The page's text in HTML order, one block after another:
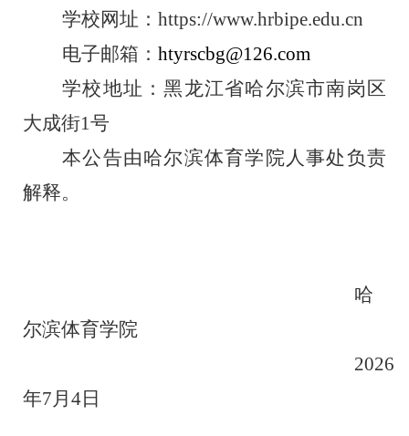
学校网址： https://www.hrbipe.edu.cn
电子邮箱： htyrscbg@126.com
学校地址：黑龙江省哈尔滨市南岗区
大成街1号
本公告由哈尔滨体育学院人事处负责
解释。
哈
尔滨体育学院
2026
年7月 4日